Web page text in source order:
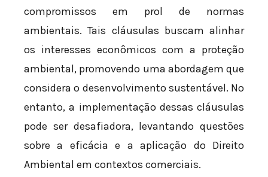
compromissos em prol de normas
ambientais. Tais cláusulas buscam alinhar
os interesses econômicos com a proteção
ambiental, promovendo uma abordagem que
considera o desenvolvimento sustentável. No
entanto, a implementação dessas cláusulas
pode ser desafiadora, levantando questões
sobre a eficácia e a aplicação do Direito
Ambiental em contextos comerciais.